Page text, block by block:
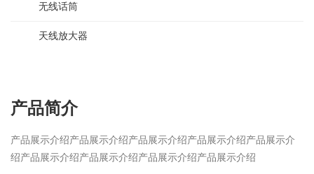
无线话筒
天线放大器
产品简介
产品展示介绍产品展示介绍产品展示介绍产品展示介绍产品展示介
绍产品展示介绍产品展示介绍产品展示介绍产品展示介绍